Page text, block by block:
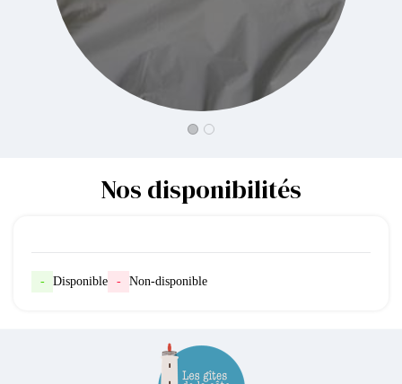
Nos disponibilités
- Disponible - Non-disponible